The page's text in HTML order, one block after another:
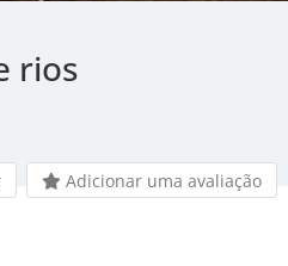
rios
Adicionar uma avaliação